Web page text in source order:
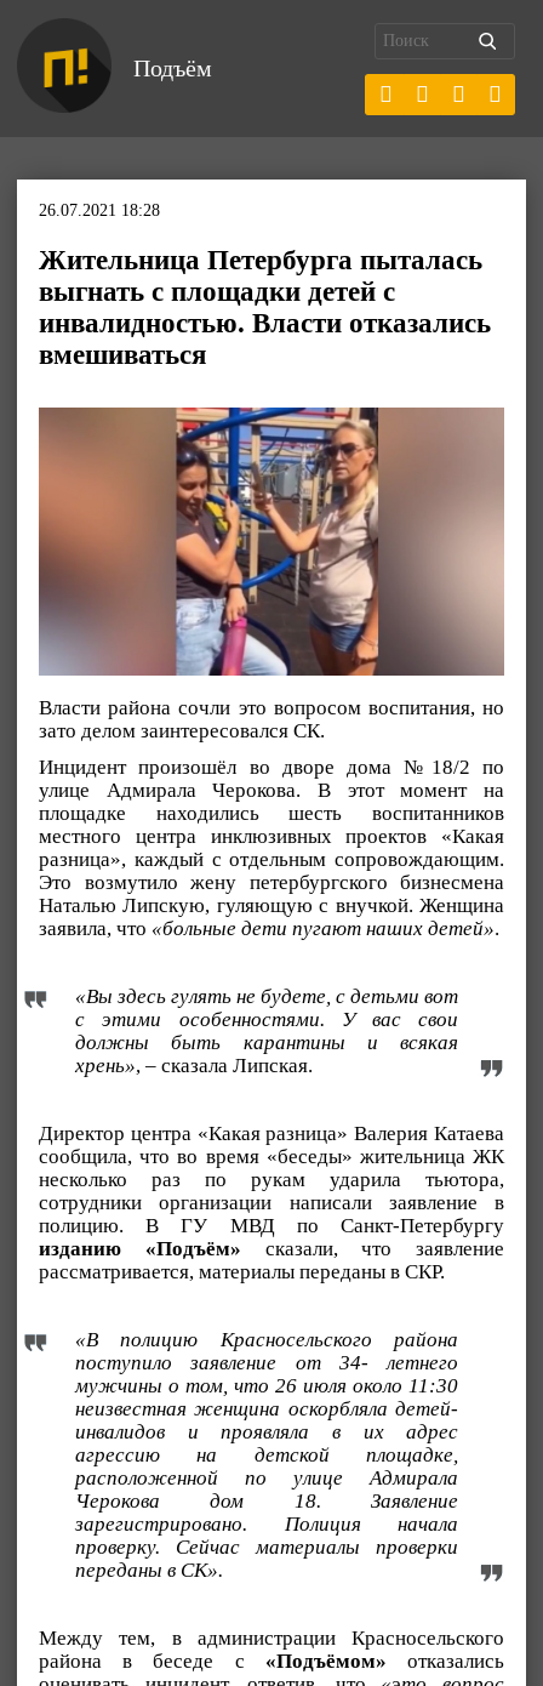
Подъём
26.07.2021 18:28
Жительница Петербурга пыталась
выгнать с площадки детей с
инвалидностью. Власти отказались
вмешиваться
Власти района сочли это вопросом воспитания, но
зато делом заинтересовался СК.
Инцидент произошёл во дворе дома №18/2 по
улице Адмирала Черокова. В этот момент на
площадке находились шесть воспитанников
местного центра инклюзивных проектов «Какая
разница», каждый с отдельным сопровождающим.
Это возмутило жену петербургского бизнесмена
Наталью Липскую, гуляющую с внучкой. Женщина
заявила, что «больные дети пугают наших детей».
«Вы здесь гулять не будете, с детьми вот
с этими особенностями. У вас свои
должны быть карантины и всякая
хрень», – сказала Липская.
Директор центра «Какая разница» Валерия Катаева
сообщила, что во время «беседы» жительница ЖК
несколько раз по рукам ударила тьютора,
сотрудники организации написали заявление в
полицию. В ГУ МВД по Санкт-Петербургу
изданию «Подъём» сказали, что заявление
рассматривается, материалы переданы в СКР.
«В полицию Красносельского района
поступило заявление от 34- летнего
мужчины о том, что 26 июля около 11:30
неизвестная женщина оскорбляла детей-
инвалидов и проявляла в их адрес
агрессию на детской площадке,
расположенной по улице Адмирала
Черокова дом 18. Заявление
зарегистрировано. Полиция начала
проверку. Сейчас материалы проверки
переданы в СК».
Между тем, в администрации Красносельского
района в беседе с «Подъёмом» отказались